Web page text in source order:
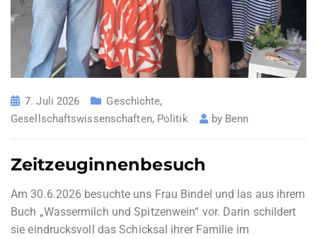
7. Juli 2026 Geschichte,
Gesellschaftswissenschaften, Politik by Benn
Zeitzeuginnenbesuch
Am 30.6.2026 besuchte uns Frau Bindel und las aus ihrem
Buch „Wassermilch und Spitzenwein“ vor. Darin schildert
sie eindrucksvoll das Schicksal ihrer Familie im